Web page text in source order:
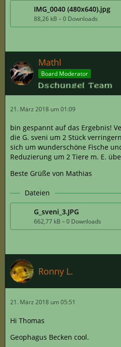
IMG_0040 (480x640).jpg
88,26 kB – 0 Downloads
Mathl
Board Moderator
21. März 2018 um 01:09
bin gespannt auf das Ergebnis!
die G. sveni um 2 Stück
sich um wunderschöne Fische
Reduzierung um 2 Tiere m. E.
Beste Grüße von Mathias
Dateien
G_sveni_3.JPG
662,77 kB – 0 Downloads
Ronny L.
21. März 2018 um 05:51
Hi Thomas
Geophagus Becken cool.